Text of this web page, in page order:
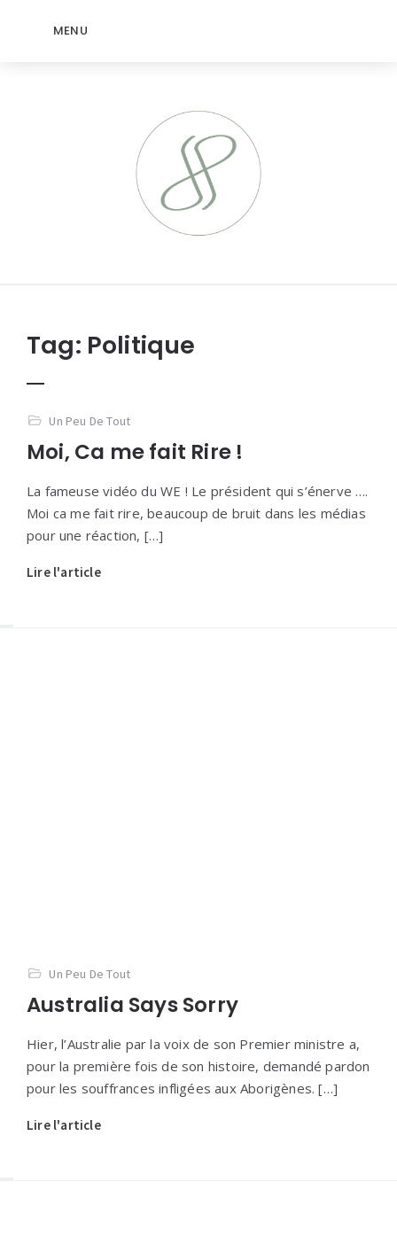
MENU
Tag: Politique
Un Peu De Tout
Moi, Ca me fait Rire !
La fameuse vidéo du WE ! Le président qui s’énerve ….
Moi ca me fait rire, beaucoup de bruit dans les médias
pour une réaction, […]
Lire l'article
Un Peu De Tout
Australia Says Sorry
Hier, l’Australie par la voix de son Premier ministre a,
pour la première fois de son histoire, demandé pardon
pour les souffrances infligées aux Aborigènes. […]
Lire l'article